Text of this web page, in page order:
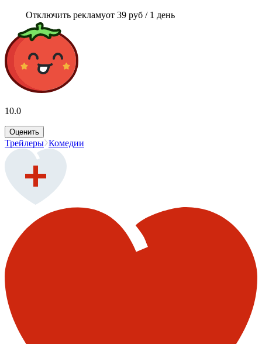
Отключить рекламуот 39 руб / 1 день
10.0
Оценить
Трейлеры Комедии